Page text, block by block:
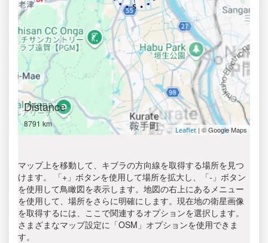
Distance
8791 km
Leaflet | © Google Maps
マップ上を移動して、キブラの方向線を取得する場所を見つ
けます。 「+」ボタンを使用して場所を拡大し、「-」ボタン
を使用して鳥瞰図を表示します。地図の右上にあるメニュー
を使用して、場所をさらに明確にします。現在地の衛星画像
を取得するには、ここで関連するオプションを選択します。
さまざまなマップ設定に「OSM」オプションを使用できま
す。